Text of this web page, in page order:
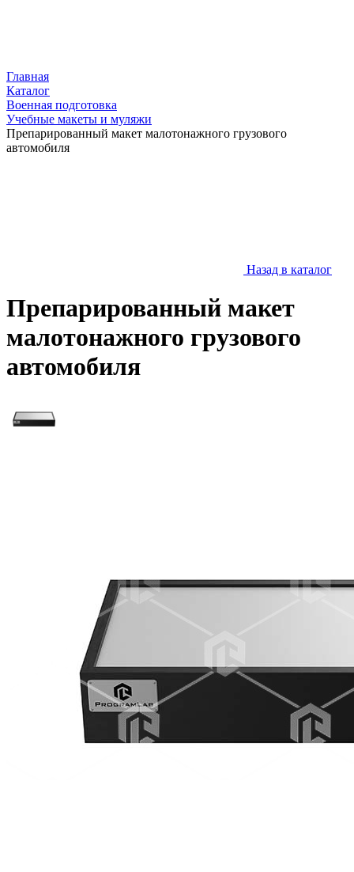
Главная
Каталог
Военная подготовка
Учебные макеты и муляжи
Препарированный макет малотонажного грузового
автомобиля
Назад в каталог
Препарированный макет
малотонажного грузового
автомобиля